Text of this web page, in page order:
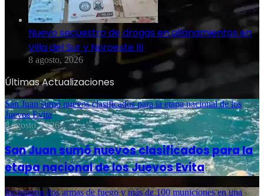
Nuevo secuestro de drogas en allanamientos en
Villa del Sur y Noroeste III
8 agosto, 2026
Últimas Actualizaciones
San Juan sumó nuevos clasificados para la etapa nacional de los
Juevos Evita
8 agosto, 2026
San Juan sumó nuevos clasificados para la
etapa nacional de los Juevos Evita
Incautaron dos armas de fuego y más de 100 municiones en una